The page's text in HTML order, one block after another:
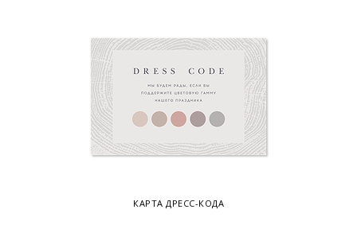
КАРТА ДРЕСС-КОДА